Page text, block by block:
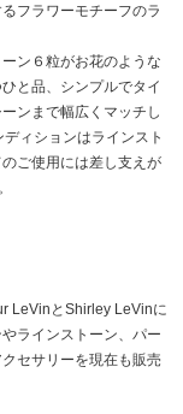
フラワーモチーフのラ
ン６粒がお花のような
と品、シンプルでタイ
ンまで幅広くマッチし
ィションはラインスト
ご使用には差し支えが
LeVinとShirley LeVinに
ラインストーン、パー
セサリーを現在も販売